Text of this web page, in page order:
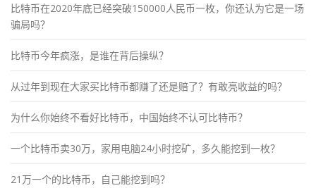
比特币在2020年底已经突破150000人民币一枚，你还认为它是一场
骗局吗？
比特币今年疯涨，是谁在背后操纵？
从过年到现在大家买比特币都赚了还是赔了？有敢亮收益的吗？
为什么你始终不看好比特币，中国始终不认可比特币？
一个比特币卖30万，家用电脑24小时挖矿，多久能挖到一枚？
21万一个的比特币，自己能挖到吗？